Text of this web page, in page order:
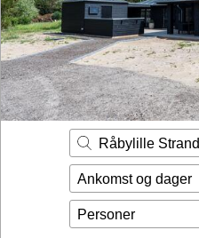
Service
Kontakt
Eier login
Råbylille Strand
Ankomst og dager
Personer